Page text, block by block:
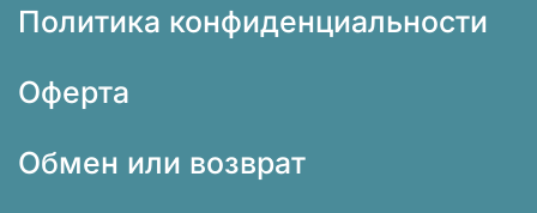
Политика конфиденциальности
Оферта
Обмен или возврат